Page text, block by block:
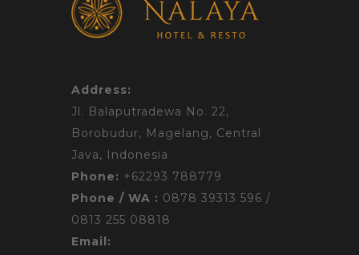
Address:
Jl. Balaputradewa No. 22,
Borobudur, Magelang, Central
Java, Indonesia
Phone: +62293 788779
Phone / WA : 0878 39313 596 /
0813 255 08818
Email: